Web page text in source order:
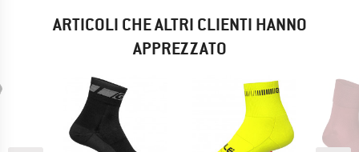
ARTICOLI CHE ALTRI CLIENTI HANNO
APPREZZATO